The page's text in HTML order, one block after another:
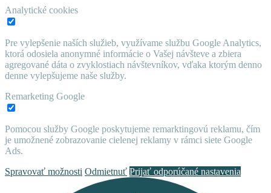
Analytické cookies
Pre vylepšenie naších služieb, využívame službu Google Analytics,
ktorá odosiela anonymné informácie o Vašej návšteve a zbiera
agregované dáta o zvyklostiach návštevníkov, vďaka ktorým denno
denne vylepšujeme naše služby.
Remarketing Google
Pomocou služby Google poskytujeme remarktingovú reklamu, čím
je umožnené zobrazovanie cielenej reklamy v rámci siete Google
Ads.
Spravovať možnosti Odmietnuť Prijať odporúčané nastavenia